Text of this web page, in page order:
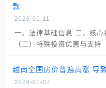
款
2026-01-11
一、法律基础信息 二、核
（二）特殊投资优惠与支
越南全国房价普遍高涨 导
2026-01-07